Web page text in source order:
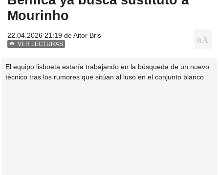
Mourinho
22.04.2026 21:19 deAitor Bris
VER LECTURAS
El equipo lisboeta estaría trabajando en la búsqueda de un nuevo
técnico tras los rumores que sitúan al luso en el conjunto blanco